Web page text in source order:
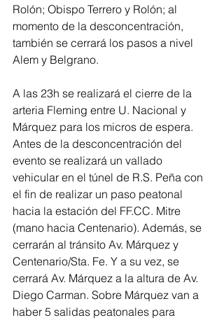
Rolón; Obispo Terrero y Rolón; al
momento de la desconcentración,
también se cerrará los pasos a nivel
Alem y Belgrano.
A las 23h se realizará el cierre de la
arteria Fleming entre U. Nacional y
Márquez para los micros de espera.
Antes de la desconcentración del
evento se realizará un vallado
vehicular en el túnel de R.S. Peña con
el fin de realizar un paso peatonal
hacia la estación del FF.CC. Mitre
(mano hacia Centenario). Además, se
cerrarán al tránsito Av. Márquez y
Centenario/Sta. Fe. Y a su vez, se
cerrará Av. Márquez a la altura de Av.
Diego Carman. Sobre Márquez van a
haber 5 salidas peatonales para